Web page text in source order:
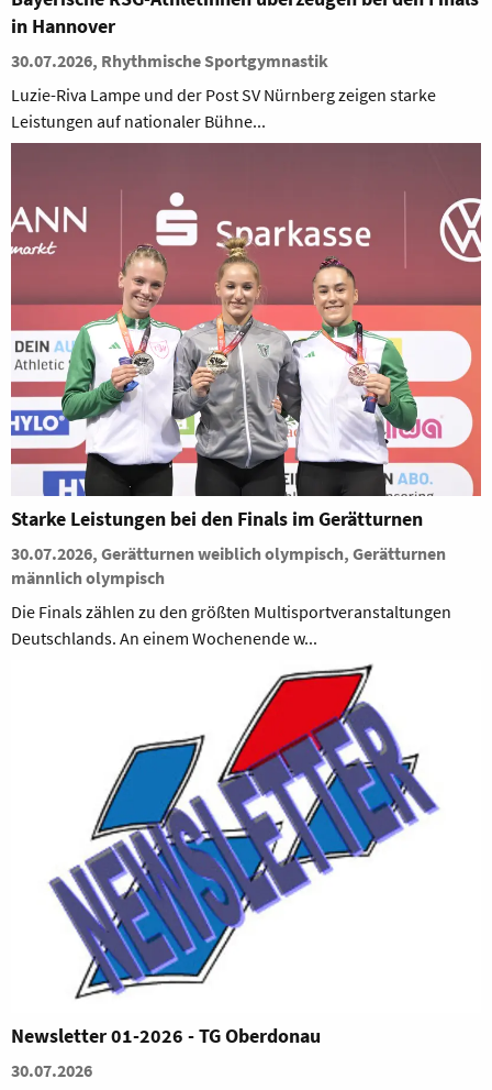
in Hannover
30.07.2026, Rhythmische Sportgymnastik
Luzie-Riva Lampe und der Post SV Nürnberg zeigen starke
Leistungen auf nationaler Bühne...
Starke Leistungen bei den Finals im Gerätturnen
30.07.2026, Gerätturnen weiblich olympisch, Gerätturnen
männlich olympisch
Die Finals zählen zu den größten Multisportveranstaltungen
Deutschlands. An einem Wochenende w...
Newsletter 01-2026 - TG Oberdonau
30.07.2026